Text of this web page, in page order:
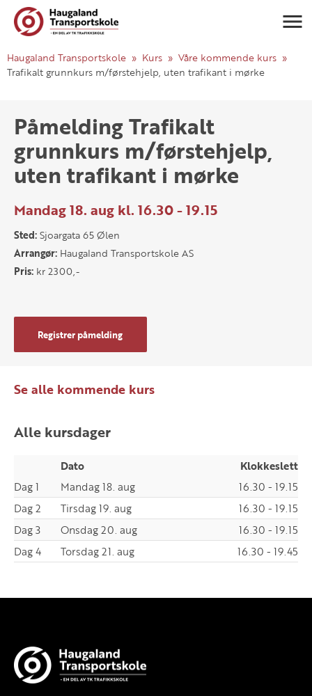
Haugaland Transportskole Kurs
Våre kommende kurs
Trafikalt grunnkurs m/førstehjelp, uten trafikant i mørke
Påmelding Trafikalt
grunnkurs m/førstehjelp,
uten trafikant i mørke
Mandag 18. aug kl. 16.30 - 19.15
Sted:Sjoargata 65 Ølen
Arrangør: Haugaland Transportskole AS
Pris: kr 2300,-
Registrer påmelding
Se alle kommende kurs
Alle kursdager
Dato
Klokkeslett
Dag 1
Mandag 18. aug
16.30 - 19.15
Dag 2
Tirsdag 19. aug
16.30 - 19.15
Dag 3
Onsdag 20. aug
16.30 - 19.15
Dag 4
Torsdag 21. aug 16.30 - 19.45